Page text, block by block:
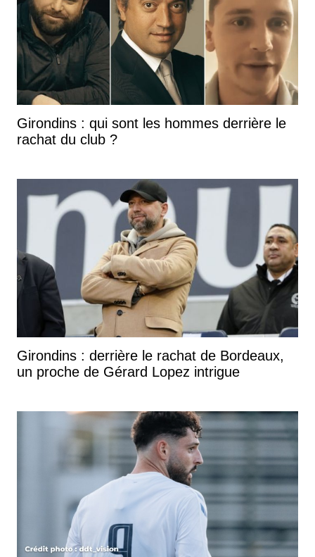
Girondins : qui sont les hommes derrière le
rachat du club ?
Girondins : derrière le rachat de Bordeaux,
un proche de Gérard Lopez intrigue